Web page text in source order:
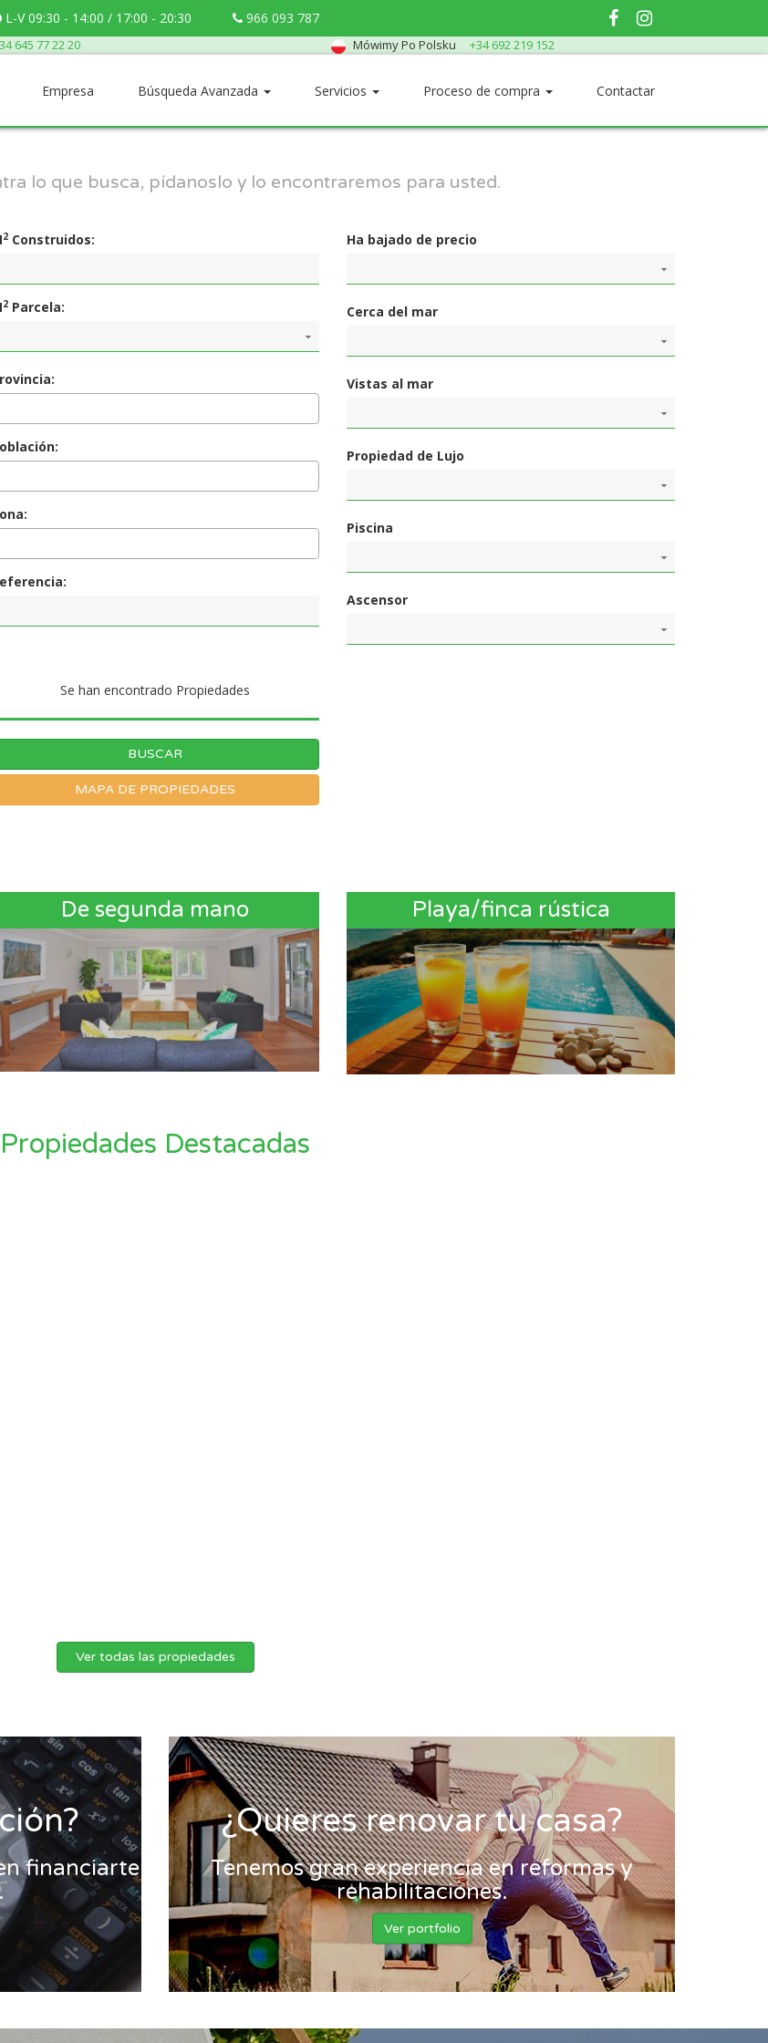
L-V 09:30 - 14:00 / 17:00 - 20:30 966 093 787
645 77 22 20 Mówimy Po Polsku +34 692 219 152
Empresa Búsqueda Avanzada Servicios Proceso de compra Contactar
lo que busca, pídanoslo y lo encontraremos para usted.
2 Construidos:
2 Parcela:
Ha bajado de precio
Cerca del mar
Vistas al mar
Propiedad de Lujo
Piscina
Ascensor
Se han encontrado Propiedades
MAPA DE PROPIEDADES
De segunda mano Playa/finca rústica
Propiedades Destacadas
Ver todas las propiedades
financiarte
¿Quieres renovar tu casa?
Tenemos gran experiencia en reformas y
rehabilitaciones.
Ver portfolio